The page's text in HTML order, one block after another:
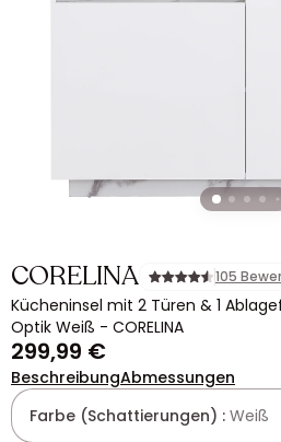
CORELINA 105
Kücheninsel mit 2 Türen & 1
Optik Weiß - CORELINA
299,99 €
BeschreibungAbmessungen
Farbe (Schattierungen) : Weiß